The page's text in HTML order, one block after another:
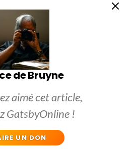
de Bruyne
aimé cet article,
GatsbyOnline !
UN DON